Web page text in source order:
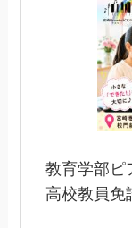
教育学部ピ
高校教員免